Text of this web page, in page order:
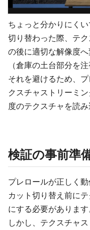
ちょっと分かりにく
切り替わった際、テ
の後に適切な解像度へ
（倉庫の土台部分を
それを避けるため、
クスチャストリーミ
度のテクスチャを読み
検証の事前準
プレロールが正しく
カット切り替え前に
にする必要があります
しかし、テクスチャ